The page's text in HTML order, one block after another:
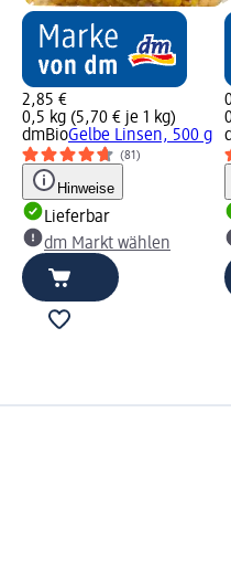
2,85 €
0,5 kg (5,70 € je 1 kg)
dmBioGelbe Linsen, 500 g
(81)
Hinweise
Lieferbar
dm Markt wählen